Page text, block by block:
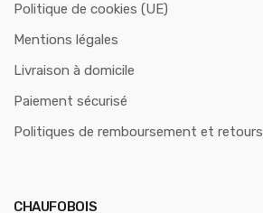
Politique de cookies (UE)
Mentions légales
Livraison à domicile
Paiement sécurisé
Politiques de remboursement et retours
CHAUFOBOIS